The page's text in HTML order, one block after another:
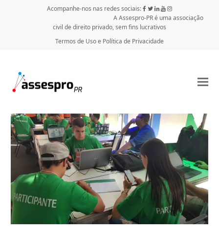
Acompanhe-nos nas redes sociais:
A Assespro-PR é uma associação
civil de direito privado, sem fins lucrativos
Termos de Uso e Política de Privacidade